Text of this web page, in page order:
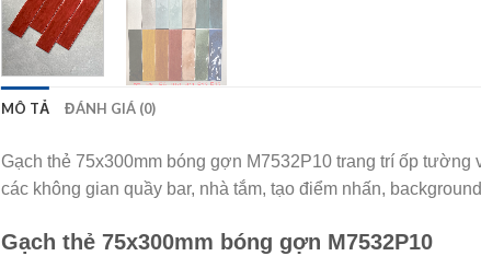
MÔ TẢ ĐÁNH GIÁ (0)
Gạch thẻ 75x300mm bóng gợn M7532P10 trang trí ốp
các không gian quầy bar, nhà tắm, tạo điểm nhấn,
Gạch thẻ 75x300mm bóng gợn M7532P10